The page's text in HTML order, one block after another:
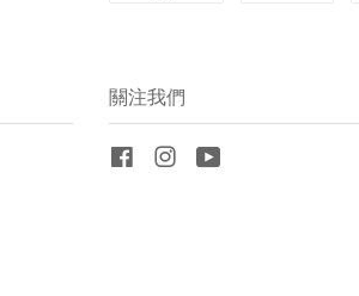
關注我們
FacebookInstagram